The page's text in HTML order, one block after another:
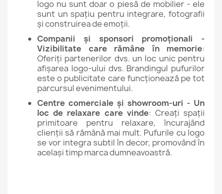
logo nu sunt doar o piesă de mobilier - ele
sunt un spațiu pentru integrare, fotografii
și construirea de emoții.
Companii și sponsori promoționali -
Vizibilitate care rămâne în memorie:
Oferiți partenerilor dvs. un loc unic pentru
afișarea logo-ului dvs. Brandingul pufurilor
este o publicitate care funcționează pe tot
parcursul evenimentului.
Centre comerciale și showroom-uri - Un
loc de relaxare care vinde: Creați spații
primitoare pentru relaxare, încurajând
clienții să rămână mai mult. Pufurile cu logo
se vor integra subtil în decor, promovând în
același timp marca dumneavoastră.